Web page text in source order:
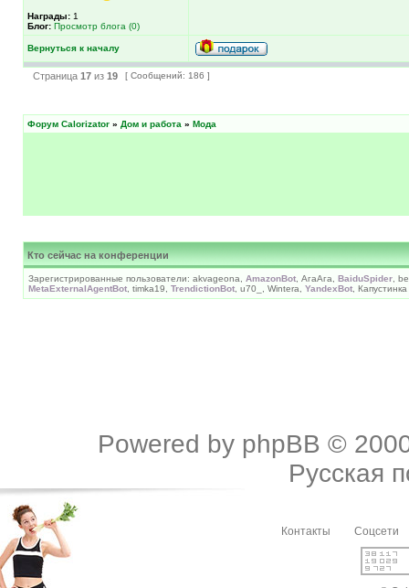
Награды: 1
Блог: Просмотр блога (0)
Вернуться к началу
Страница 17 из 19 [ Сообщений: 186 ]
Форум Calorizator » Дом и работа » Мода
Кто сейчас на конференции
Зарегистрированные пользователи: akvageona, AmazonBot , АгаАга, BaiduSpider ,
MetaExternalAgentBot , timka19, TrendictionBot , u70_, Wintera, YandexBot ,
Powered by phpBB ©
Русская
Контакты Соцсети